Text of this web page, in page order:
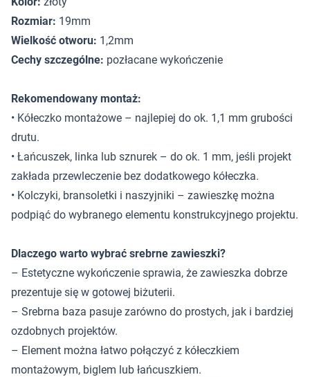
Rozmiar: 19mm
Wielkość otworu: 1,2mm
Cechy szczególne: pozłacane wykończenie
Rekomendowany montaż:
• Kółeczko montażowe – najlepiej do ok. 1,1 mm grubości
drutu.
• Łańcuszek, linka lub sznurek – do ok. 1 mm, jeśli projekt
zakłada przewleczenie bez dodatkowego kółeczka.
• Kolczyki, bransoletki i naszyjniki – zawieszkę można
podpiąć do wybranego elementu konstrukcyjnego projektu.
Dlaczego warto wybrać srebrne zawieszki?
– Estetyczne wykończenie sprawia, że zawieszka dobrze
prezentuje się w gotowej biżuterii.
– Srebrna baza pasuje zarówno do prostych, jak i bardziej
ozdobnych projektów.
– Element można łatwo połączyć z kółeczkiem
montażowym, biglem lub łańcuszkiem.